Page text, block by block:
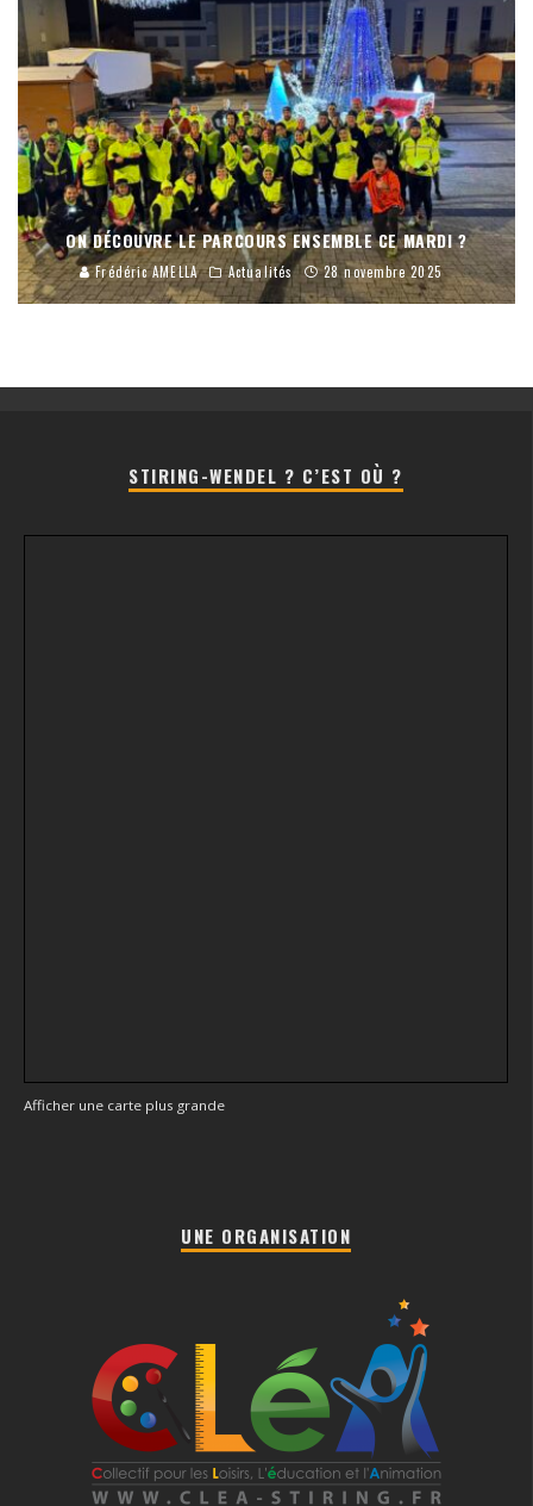
ON DÉCOUVRE LE PARCOURS ENSEMBLE CE MARDI ?
Frédéric AMELLA Actualités 28 novembre 2025
STIRING-WENDEL ? C’EST OÙ ?
Afficher une carte plus grande
UNE ORGANISATION